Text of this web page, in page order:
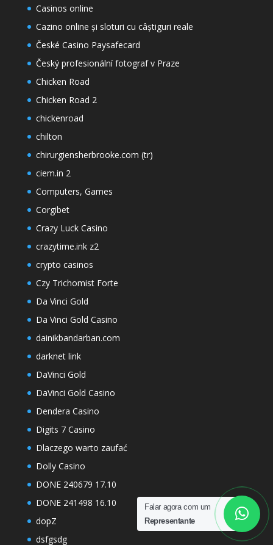
Falar agora com um
Representante
Casinos online
Cazino online și sloturi cu câștiguri reale
České Casino Paysafecard
Český profesionální fotograf v Praze
Chicken Road
Chicken Road 2
chickenroad
chilton
chirurgiensherbrooke.com (tr)
ciem.in 2
Computers, Games
Corgibet
Crazy Luck Casino
crazytime.ink z2
crypto casinos
Czy Trichomist Forte
Da Vinci Gold
Da Vinci Gold Casino
dainikbandarban.com
darknet link
DaVinci Gold
DaVinci Gold Casino
Dendera Casino
Digits 7 Casino
Dlaczego warto zaufać
Dolly Casino
DONE 240679 17.10
DONE 241498 16.10
dopZ
dsfgsdg